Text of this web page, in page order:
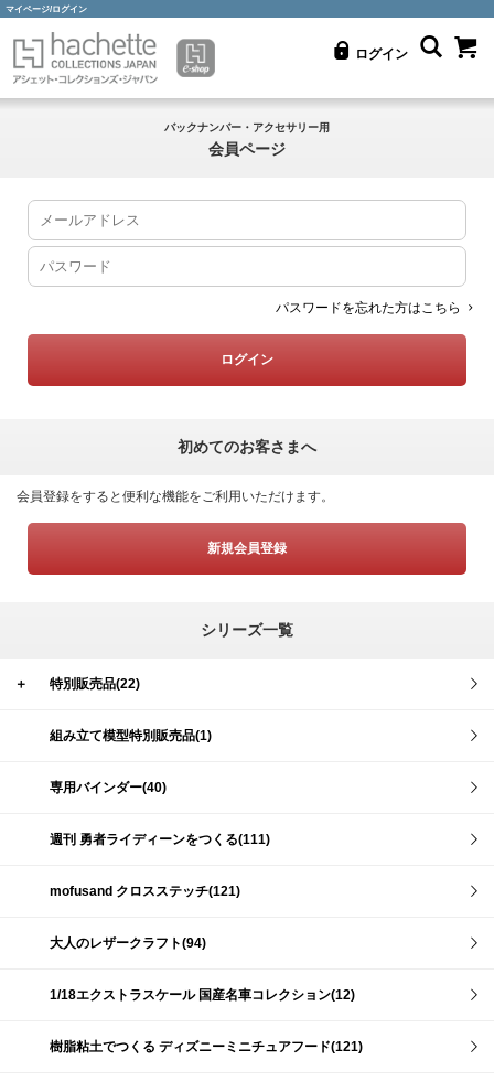
マイページ/ログイン
ログイン
バックナンバー・アクセサリー用
会員ページ
パスワードを忘れた方はこちら
初めてのお客さまへ
会員登録をすると便利な機能をご利用いただけます。
新規会員登録
シリーズ一覧
＋ 特別販売品(22)
組み立て模型特別販売品(1)
専用バインダー(40)
週刊 勇者ライディーンをつくる(111)
mofusand クロスステッチ(121)
大人のレザークラフト(94)
1/18エクストラスケール 国産名車コレクション(12)
樹脂粘土でつくる ディズニーミニチュアフード(121)